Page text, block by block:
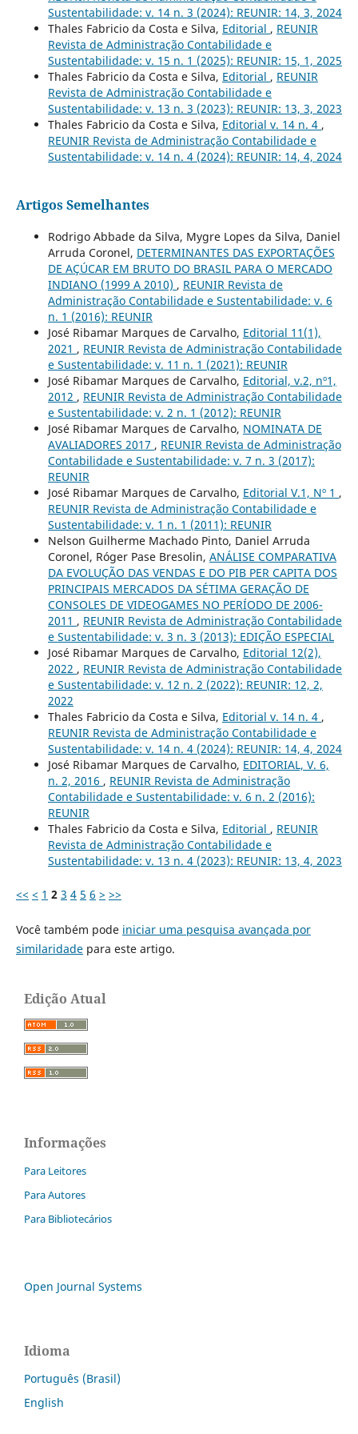
Sustentabilidade: v. 14 n. 3 (2024): REUNIR: 14, 3, 2024
Thales Fabricio da Costa e Silva, Editorial , REUNIR
Revista de Administração Contabilidade e
Sustentabilidade: v. 15 n. 1 (2025): REUNIR: 15, 1, 2025
Thales Fabricio da Costa e Silva, Editorial , REUNIR
Revista de Administração Contabilidade e
Sustentabilidade: v. 13 n. 3 (2023): REUNIR: 13, 3, 2023
Thales Fabricio da Costa e Silva, Editorial v. 14 n. 4 ,
REUNIR Revista de Administração Contabilidade e
Sustentabilidade: v. 14 n. 4 (2024): REUNIR: 14, 4, 2024
Artigos Semelhantes
Rodrigo Abbade da Silva, Mygre Lopes da Silva, Daniel
Arruda Coronel, DETERMINANTES DAS EXPORTAÇÕES
DE AÇÚCAR EM BRUTO DO BRASIL PARA O MERCADO
INDIANO (1999 A 2010) , REUNIR Revista de
Administração Contabilidade e Sustentabilidade: v. 6
n. 1 (2016): REUNIR
José Ribamar Marques de Carvalho, Editorial 11(1),
2021 , REUNIR Revista de Administração Contabilidade
e Sustentabilidade: v. 11 n. 1 (2021): REUNIR
José Ribamar Marques de Carvalho, Editorial, v.2, nº1,
2012 , REUNIR Revista de Administração Contabilidade
e Sustentabilidade: v. 2 n. 1 (2012): REUNIR
José Ribamar Marques de Carvalho, NOMINATA DE
AVALIADORES 2017 , REUNIR Revista de Administração
Contabilidade e Sustentabilidade: v. 7 n. 3 (2017):
REUNIR
José Ribamar Marques de Carvalho, Editorial V.1, Nº 1 ,
REUNIR Revista de Administração Contabilidade e
Sustentabilidade: v. 1 n. 1 (2011): REUNIR
Nelson Guilherme Machado Pinto, Daniel Arruda
Coronel, Róger Pase Bresolin, ANÁLISE COMPARATIVA
DA EVOLUÇÃO DAS VENDAS E DO PIB PER CAPITA DOS
PRINCIPAIS MERCADOS DA SÉTIMA GERAÇÃO DE
CONSOLES DE VIDEOGAMES NO PERÍODO DE 2006-
2011 , REUNIR Revista de Administração Contabilidade
e Sustentabilidade: v. 3 n. 3 (2013): EDIÇÃO ESPECIAL
José Ribamar Marques de Carvalho, Editorial 12(2),
2022 , REUNIR Revista de Administração Contabilidade
e Sustentabilidade: v. 12 n. 2 (2022): REUNIR: 12, 2,
2022
Thales Fabricio da Costa e Silva, Editorial v. 14 n. 4 ,
REUNIR Revista de Administração Contabilidade e
Sustentabilidade: v. 14 n. 4 (2024): REUNIR: 14, 4, 2024
José Ribamar Marques de Carvalho, EDITORIAL, V. 6,
n. 2, 2016 , REUNIR Revista de Administração
Contabilidade e Sustentabilidade: v. 6 n. 2 (2016):
REUNIR
Thales Fabricio da Costa e Silva, Editorial , REUNIR
Revista de Administração Contabilidade e
Sustentabilidade: v. 13 n. 4 (2023): REUNIR: 13, 4, 2023
<< < 1 2 3 4 5 6 > >>
Você também pode iniciar uma pesquisa avançada por
similaridadepara este artigo.
Edição Atual
Informações
Para Leitores
Para Autores
Para Bibliotecários
Open Journal Systems
Idioma
Português (Brasil)
English